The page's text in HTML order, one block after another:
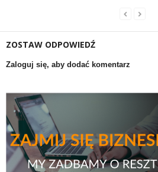
ZOSTAW ODPOWIEDŹ
Zaloguj się, aby dodać komentarz